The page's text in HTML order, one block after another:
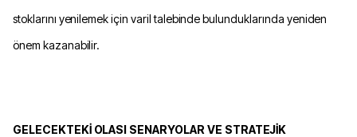
stoklarını yenilemek için varil talebinde bulunduklarında yeniden
önem kazanabilir.
GELECEKTEKİ OLASI SENARYOLAR VE STRATEJİK